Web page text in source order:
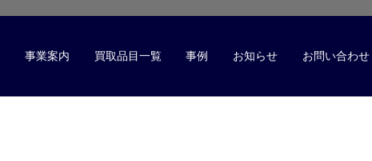
事業案内 買取品目一覧 事例 お知らせ お問い合わせ